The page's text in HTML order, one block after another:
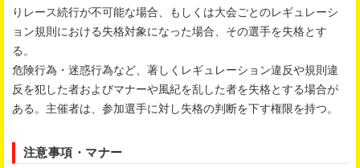
りレース続行が不可能な場合、もしくは大会ごとのレギュレーシ
ョン規則における失格対象になった場合、その選手を失格とす
る。
危険行為・迷惑行為など、著しくレギュレーション違反や規則違
反を犯した者およびマナーや風紀を乱した者を失格とする場合が
ある。主催者は、参加選手に対し失格の判断を下す権限を持つ。
注意事項・マナー